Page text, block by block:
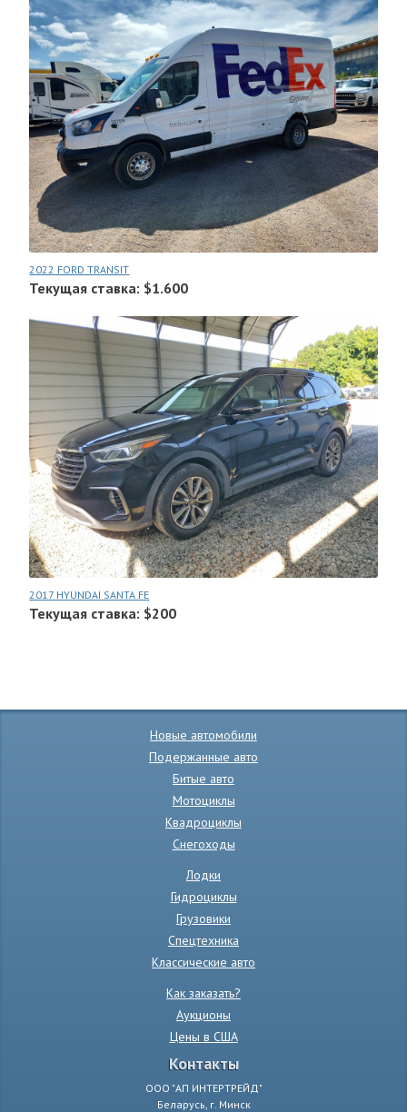
2022 FORD TRANSIT
Текущая ставка: $1.600
2017 HYUNDAI SANTA FE
Текущая ставка: $200
Новые автомобили
Подержанные авто
Битые авто
Мотоциклы
Квадроциклы
Снегоходы
Лодки
Гидроциклы
Грузовики
Спецтехника
Классические авто
Как заказать?
Аукционы
Цены в США
Контакты
ООО "АП ИНТЕРТРЕЙД"
Беларусь, г. Минск